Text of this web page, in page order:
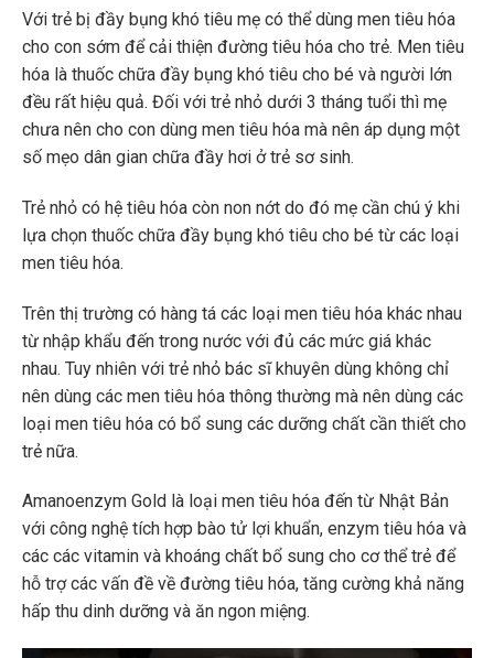
Với trẻ bị đầy bụng khó tiêu mẹ có thể dùng men tiêu hóa
cho con sớm để cải thiện đường tiêu hóa cho trẻ. Men tiêu
hóa là thuốc chữa đầy bụng khó tiêu cho bé và người lớn
đều rất hiệu quả. Đối với trẻ nhỏ dưới 3 tháng tuổi thì mẹ
chưa nên cho con dùng men tiêu hóa mà nên áp dụng một
số mẹo dân gian chữa đầy hơi ở trẻ sơ sinh.
Trẻ nhỏ có hệ tiêu hóa còn non nớt do đó mẹ cần chú ý khi
lựa chọn thuốc chữa đầy bụng khó tiêu cho bé từ các loại
men tiêu hóa.
Trên thị trường có hàng tá các loại men tiêu hóa khác nhau
từ nhập khẩu đến trong nước với đủ các mức giá khác
nhau. Tuy nhiên với trẻ nhỏ bác sĩ khuyên dùng không chỉ
nên dùng các men tiêu hóa thông thường mà nên dùng các
loại men tiêu hóa có bổ sung các dưỡng chất cần thiết cho
trẻ nữa.
Amanoenzym Gold là loại men tiêu hóa đến từ Nhật Bản
với công nghệ tích hợp bào tử lợi khuẩn, enzym tiêu hóa và
các các vitamin và khoáng chất bổ sung cho cơ thể trẻ để
hỗ trợ các vấn đề về đường tiêu hóa, tăng cường khả năng
hấp thu dinh dưỡng và ăn ngon miệng.